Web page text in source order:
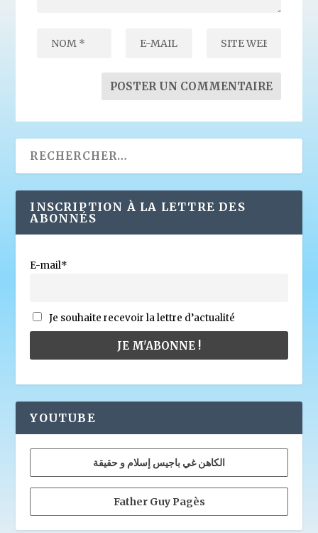
INSCRIPTION À LA LETTRE DES
ABONNÉS
E-mail*
Je souhaite recevoir la lettre d’actualité
YOUTUBE
الكاهن غي باجيس إسلام و حقيقة
Father Guy Pagès